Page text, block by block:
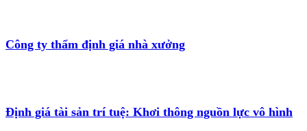
Công ty thẩm định giá nhà xưởng
Định giá tài sản trí tuệ: Khơi thông nguồn lực vô hình